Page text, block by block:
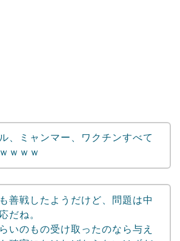
、ミャンマー、ワクチンすべて
ｗｗｗ
善戦したようだけど、問題は中
だね。
いのもの受け取ったのなら与え